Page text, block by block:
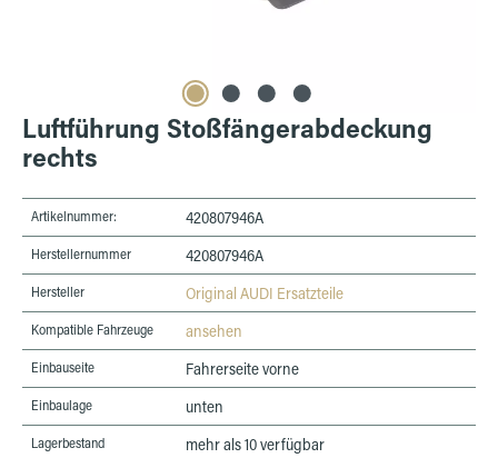
Luftführung Stoßfängerabdeckung
rechts
Artikelnummer: 420807946A
Herstellernummer 420807946A
Hersteller Original AUDI Ersatzteile
Kompatible Fahrzeuge ansehen
Einbauseite Fahrerseite vorne
Einbaulage unten
Lagerbestand mehr als 10 verfügbar